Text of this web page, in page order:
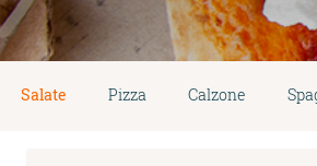
Salate Pizza Calzone